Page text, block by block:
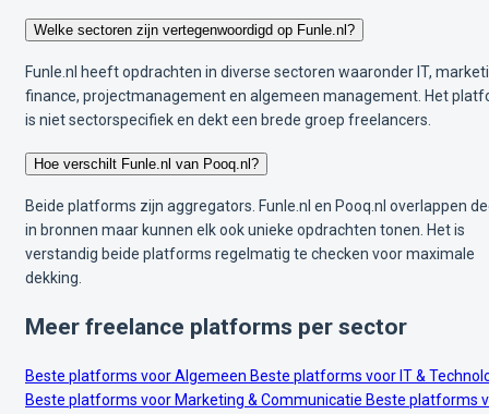
Welke sectoren zijn vertegenwoordigd op Funle.nl?
Funle.nl heeft opdrachten in diverse sectoren waaronder IT,
finance, projectmanagement en algemeen management. Het
is niet sectorspecifiek en dekt een brede groep freelancers.
Hoe verschilt Funle.nl van Pooq.nl?
Beide platforms zijn aggregators. Funle.nl en Pooq.nl overlappen
in bronnen maar kunnen elk ook unieke opdrachten tonen. Het is
verstandig beide platforms regelmatig te checken voor maximale
dekking.
Meer freelance platforms per sector
Beste platforms voor Algemeen Beste platforms voor IT &
Beste platforms voor Marketing & Communicatie Beste platforms